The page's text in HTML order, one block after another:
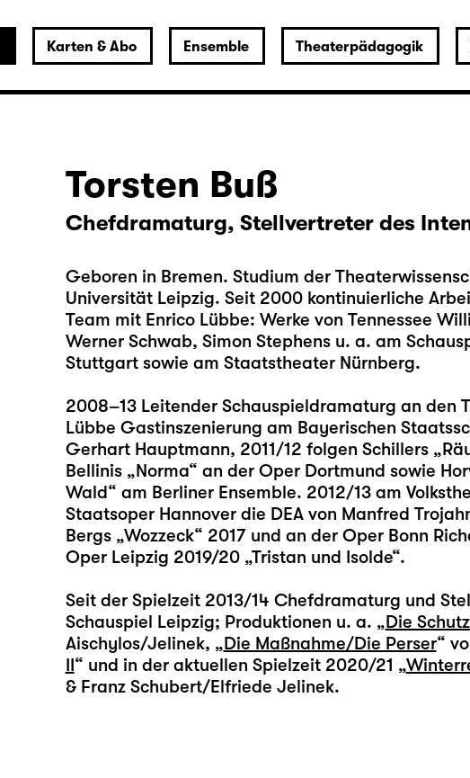
Karten & Abo Ensemble Theaterpädagogik
Torsten Buß
Chefdramaturg, Stellvertreter des
Geboren in Bremen. Studium der
Universität Leipzig. Seit 2000 kontinuierliche
Team mit Enrico Lübbe: Werke von Tennessee
Werner Schwab, Simon Stephens u. a. am
Stuttgart sowie am Staatstheater Nürnberg.
2008–13 Leitender Schauspieldramaturg an den
Lübbe Gastinszenierung am Bayerischen
Gerhart Hauptmann, 2011/12 folgen Schillers
Bellinis „Norma“ an der Oper Dortmund sowie
Wald“ am Berliner Ensemble. 2012/13 am
Staatsoper Hannover die DEA von Manfred
Bergs „Wozzeck“ 2017 und an der Oper Bonn
Oper Leipzig 2019/20 „Tristan und Isolde“.
Seit der Spielzeit 2013/14 Chefdramaturg und
Schauspiel Leipzig; Produktionen u. a. „Die
Aischylos/Jelinek, „Die Maßnahme/Die Perser“
II“ und in der aktuellen Spielzeit 2020/21 „
& Franz Schubert/Elfriede Jelinek.